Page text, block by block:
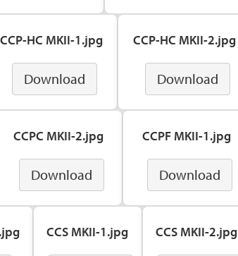
CCP-HC MKII-1.jpg
Download
CCP-HC MKII-2.jpg
Download
CCPC MKII-2.jpg
Download
CCPF MKII-1.jpg
Download
CCS MKII-1.jpg CCS MKII-2.jpg